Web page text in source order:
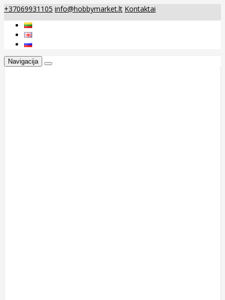
+37069931105 info@hobbymarket.lt Kontaktai
Navigacija